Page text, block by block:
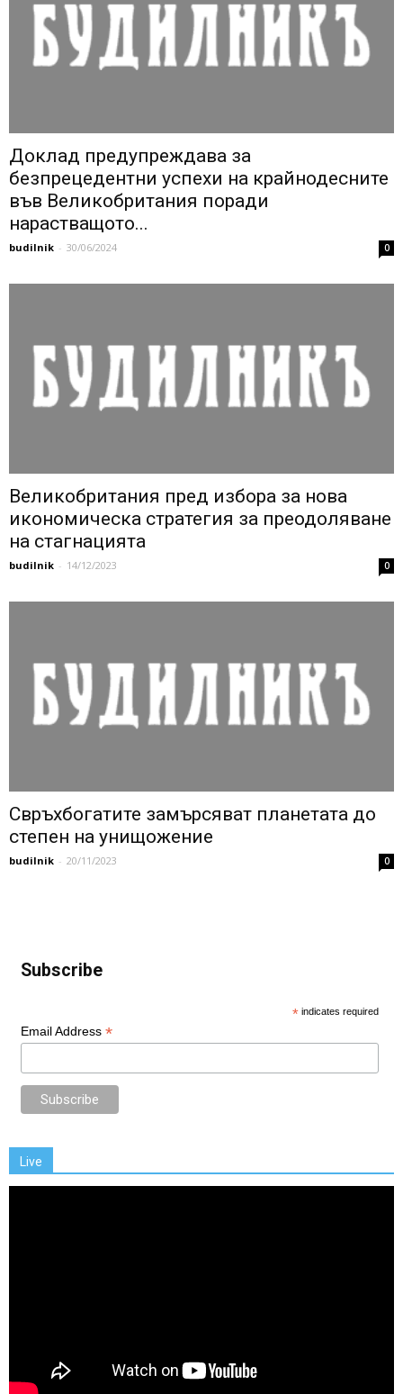
Доклад предупреждава за
безпрецедентни успехи на крайнодесните
във Великобритания поради
нарастващото...
budilnik - 30/06/2024 0
Великобритания пред избора за нова
икономическа стратегия за преодоляване
на стагнацията
budilnik - 14/12/2023 0
Свръхбогатите замърсяват планетата до
степен на унищожение
budilnik - 20/11/2023 0
Subscribe
* indicates required
Email Address *
Live